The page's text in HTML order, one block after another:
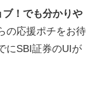
！でも分かりや
の応援ポチをお待
にSBI証券のUIが